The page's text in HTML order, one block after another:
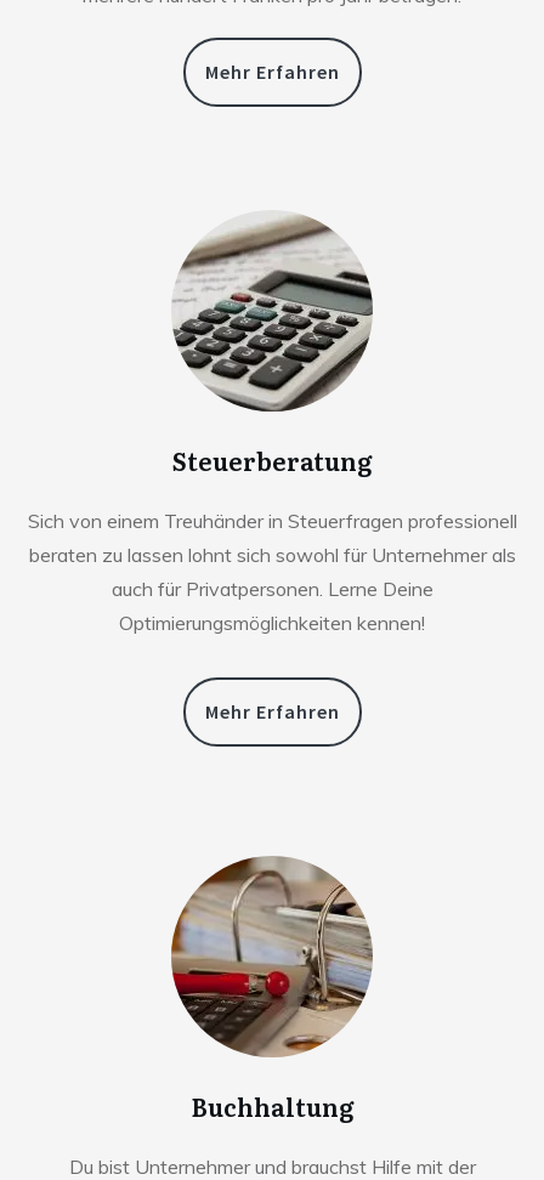
Mehr Erfahren
Steuerberatung
Sich von einem Treuhänder in Steuerfragen professionell
beraten zu lassen lohnt sich sowohl für Unternehmer als
auch für Privatpersonen. Lerne Deine
Optimierungsmöglichkeiten kennen!
Mehr Erfahren
Buchhaltung
Du bist Unternehmer und brauchst Hilfe mit der